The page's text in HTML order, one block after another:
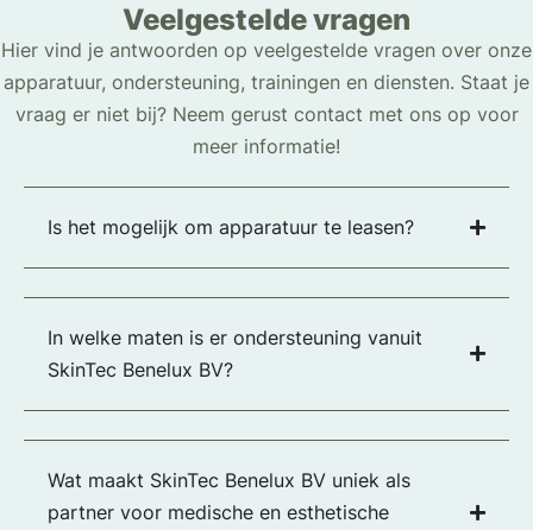
Veelgestelde vragen
Hier vind je antwoorden op veelgestelde vragen over onze
apparatuur, ondersteuning, trainingen en diensten. Staat je
vraag er niet bij? Neem gerust contact met ons op voor
meer informatie!
Is het mogelijk om apparatuur te leasen?
In welke maten is er ondersteuning vanuit
SkinTec Benelux BV?
Wat maakt SkinTec Benelux BV uniek als
partner voor medische en esthetische